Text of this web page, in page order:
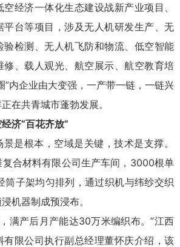
经济一体化生态建设战新产业项目、
平台等项目，涉及无人机研发生产、无
验检测、无人机飞防和物流、低空智能
修、载人观光、航空展示、航空教育培
”内企业由大变强，一产带一链，一链兴
在共青城市蓬勃发展。
济“百花齐放”
是根本，空域是关键，技术是支撑。
合材料有限公司生产车间，3000根单
筒子架均匀排列，通过织机与纬纱交织
机器制成预浸布。
满产后月产能达30万米编织布。”江西
有限公司执行副总经理董怀庆介绍，该